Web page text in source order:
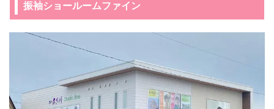
振袖ショールームファイン